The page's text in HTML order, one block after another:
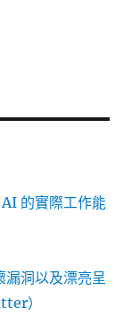
的實際工作能
洞以及漂亮呈
）